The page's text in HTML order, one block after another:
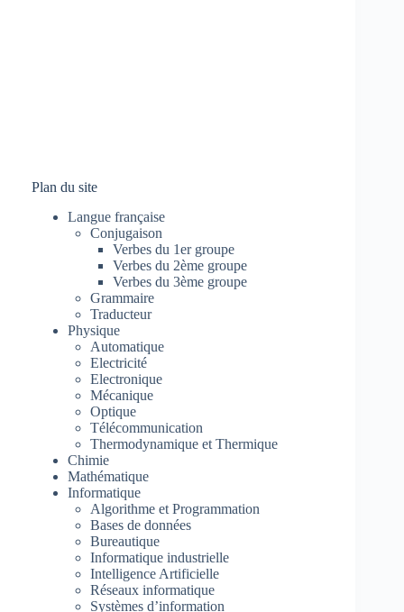
Plan du site
Langue française
Conjugaison
Verbes du 1er groupe
Verbes du 2ème groupe
Verbes du 3ème groupe
Grammaire
Traducteur
Physique
Automatique
Electricité
Electronique
Mécanique
Optique
Télécommunication
Thermodynamique et Thermique
Chimie
Mathématique
Informatique
Algorithme et Programmation
Bases de données
Bureautique
Informatique industrielle
Intelligence Artificielle
Réseaux informatique
Systèmes d’information